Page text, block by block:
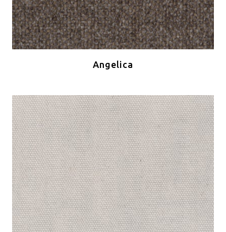
Angelica